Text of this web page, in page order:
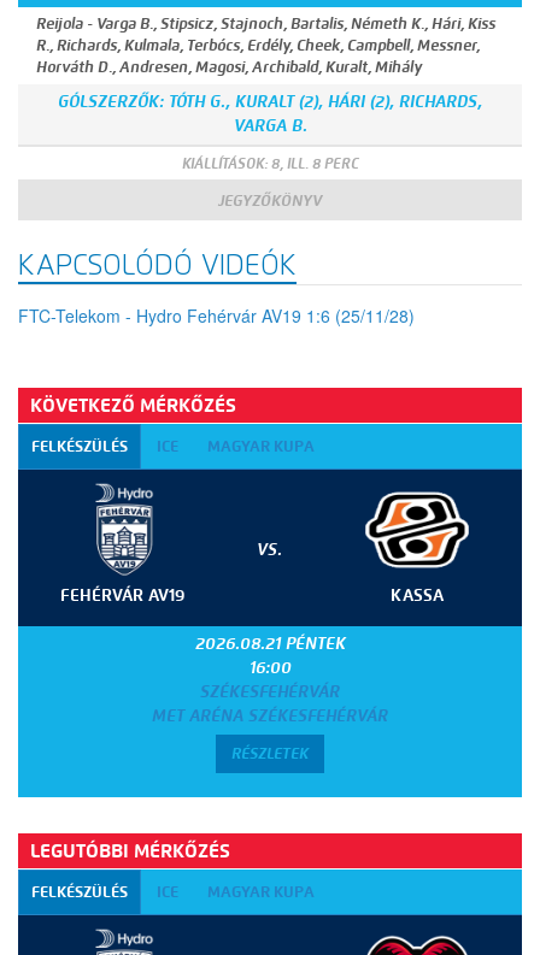
Reijola - Varga B., Stipsicz, Stajnoch, Bartalis, Németh K., Hári, Kiss
R., Richards, Kulmala, Terbócs, Erdély, Cheek, Campbell, Messner,
Horváth D., Andresen, Magosi, Archibald, Kuralt, Mihály
GÓLSZERZŐK: TÓTH G., KURALT (2), HÁRI (2), RICHARDS,
VARGA B.
KIÁLLÍTÁSOK: 8, ILL. 8 PERC
JEGYZŐKÖNYV
KAPCSOLÓDÓ VIDEÓK
FTC-Telekom - Hydro Fehérvár AV19 1:6 (25/11/28)
KÖVETKEZŐ MÉRKŐZÉS
FELKÉSZÜLÉS ICE MAGYAR KUPA
FEHÉRVÁR AV19
VS.
KASSA
2026.08.21 PÉNTEK
16:00
SZÉKESFEHÉRVÁR
MET ARÉNA SZÉKESFEHÉRVÁR
RÉSZLETEK
LEGUTÓBBI MÉRKŐZÉS
FELKÉSZÜLÉS ICE MAGYAR KUPA